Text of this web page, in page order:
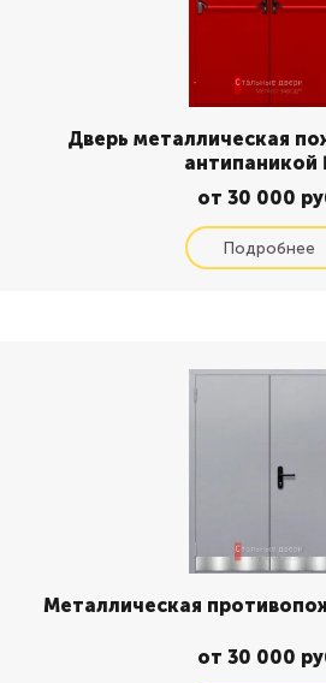
Дверь металлическая
от 30 000
Металлическая
от 30 000